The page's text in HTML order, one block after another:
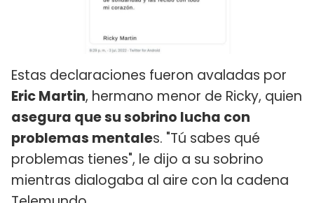
Estas declaraciones fueron avaladas por
Eric Martin, hermano menor de Ricky, quien
asegura que su sobrino lucha con
problemas mentales. "Tú sabes qué
problemas tienes", le dijo a su sobrino
mientras dialogaba al aire con la cadena